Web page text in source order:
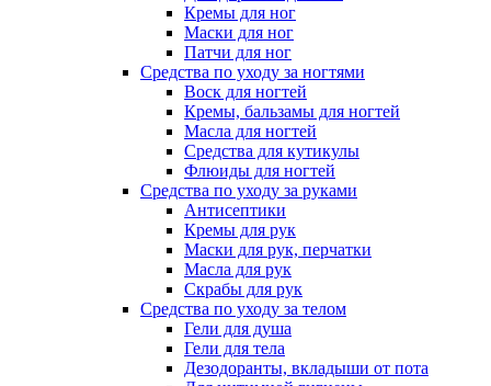
Кремы для ног
Маски для ног
Патчи для ног
Средства по уходу за ногтями
Воск для ногтей
Кремы, бальзамы для ногтей
Масла для ногтей
Средства для кутикулы
Флюиды для ногтей
Средства по уходу за руками
Антисептики
Кремы для рук
Маски для рук, перчатки
Масла для рук
Скрабы для рук
Средства по уходу за телом
Гели для душа
Гели для тела
Дезодоранты, вкладыши от пота